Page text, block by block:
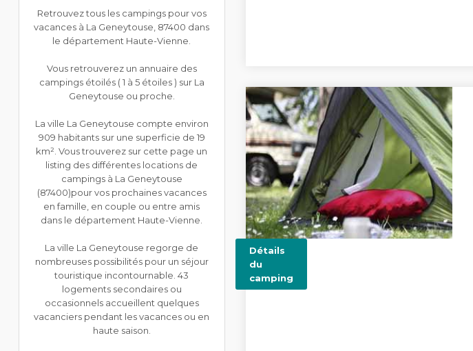
Retrouvez tous les campings pour vos
vacances à La Geneytouse, 87400 dans
le département Haute-Vienne.
Vous retrouverez un annuaire des
campings étoilés ( 1 à 5 étoiles ) sur La
Geneytouse ou proche.
La ville La Geneytouse compte environ
909 habitants sur une superficie de 19
km². Vous trouverez sur cette page un
listing des différentes locations de
campings à La Geneytouse
(87400)pour vos prochaines vacances
en famille, en couple ou entre amis
dans le département Haute-Vienne.
La ville La Geneytouse regorge de
nombreuses possibilités pour un séjour
touristique incontournable. 43
logements secondaires ou
occasionnels accueillent quelques
vacanciers pendant les vacances ou en
haute saison.
Détails
du
camping